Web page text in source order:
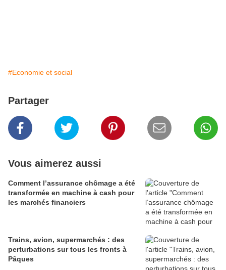
#Economie et social
Partager
Vous aimerez aussi
Comment l’assurance chômage a été
transformée en machine à cash pour
les marchés financiers
Trains, avion, supermarchés : des
perturbations sur tous les fronts à
Pâques